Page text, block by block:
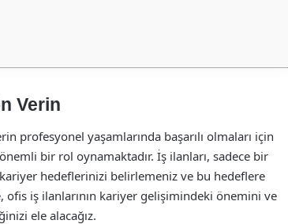
Verin
profesyonel yaşamlarında başarılı olmaları için
bir rol oynamaktadır. İş ilanları, sadece bir
hedeflerinizi belirlemeniz ve bu hedeflere
ofis iş ilanlarının kariyer gelişimindeki önemini ve
ele alacağız.